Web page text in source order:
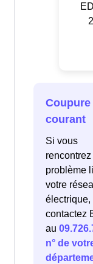
Coupure
courant
Si vous
rencontrez
problème
votre
électrique,
contactez
au
n° de